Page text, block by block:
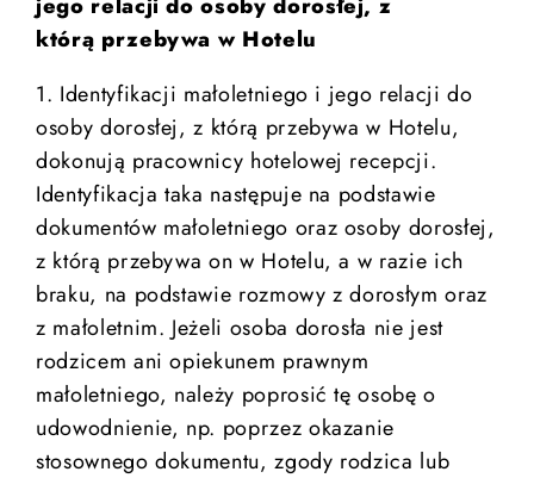
którą przebywa w Hotelu
1. Identyfikacji małoletniego i jego relacji do
osoby dorosłej, z którą przebywa w Hotelu,
dokonują pracownicy hotelowej recepcji.
Identyfikacja taka następuje na podstawie
dokumentów małoletniego oraz osoby dorosłej,
z którą przebywa on w Hotelu, a w razie ich
braku, na podstawie rozmowy z dorosłym oraz
z małoletnim. Jeżeli osoba dorosła nie jest
rodzicem ani opiekunem prawnym
małoletniego, należy poprosić tę osobę o
udowodnienie, np. poprzez okazanie
stosownego dokumentu, zgody rodzica lub